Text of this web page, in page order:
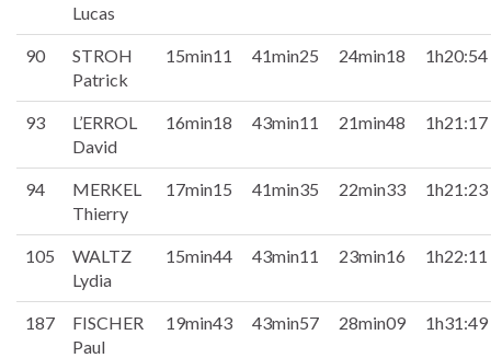
Lucas
90
STROH
Patrick
15min11 41min25 24min18 1h20:54
93
L’ERROL
David
16min18 43min11 21min48 1h21:17
94
MERKEL
Thierry
17min15 41min35 22min33 1h21:23
105
WALTZ
Lydia
15min44 43min11 23min16 1h22:11
187
FISCHER
Paul
19min43 43min57 28min09 1h31:49